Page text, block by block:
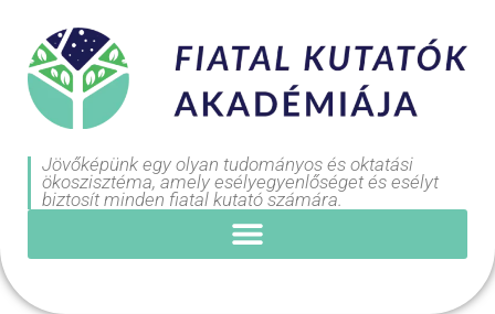
Jövőképünk egy olyan tudományos és oktatási
ökoszisztéma, amely esélyegyenlőséget és esélyt
biztosít minden fiatal kutató számára.